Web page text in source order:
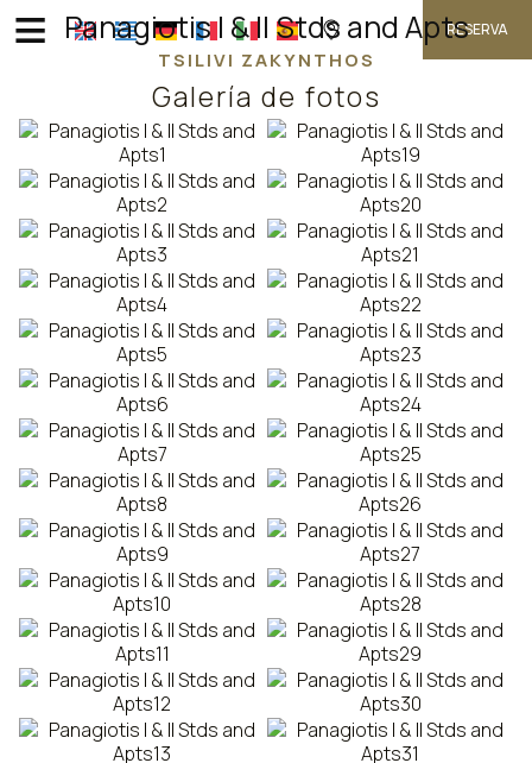
Panagiotis I & II Stds and Apts
TSILIVI ZAKYNTHOS
≡ RESERVA
INICIO
UBICACIÓN
ALOJAMIENTO
INSTALACIONES
GALERÍA DE FOTOS
INVESTIGACIÓN
CONTACTO
Galería de fotos